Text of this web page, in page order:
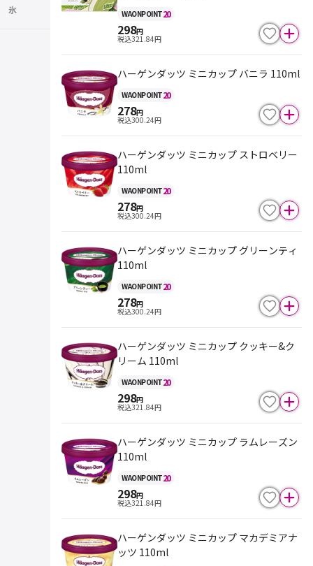
氷 WAONPOINT20
298円
税込321.84円
ハーゲンダッツ ミニカップ バニラ 110ml
WAONPOINT20
278円
税込300.24円
ハーゲンダッツ ミニカップ ストロベリー
110ml
WAONPOINT20
278円
税込300.24円
ハーゲンダッツ ミニカップ グリーンティ
110ml
WAONPOINT20
278円
税込300.24円
ハーゲンダッツ ミニカップ クッキー&ク
リーム 110ml
WAONPOINT20
298円
税込321.84円
ハーゲンダッツ ミニカップ ラムレーズン
110ml
WAONPOINT20
298円
税込321.84円
ハーゲンダッツ ミニカップ マカデミアナ
ッツ 110ml